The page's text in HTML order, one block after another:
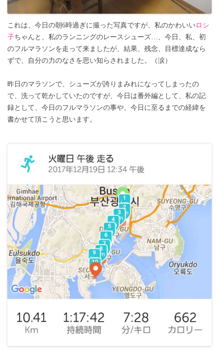
これは、今日の朝6時過ぎに撮った写真ですが、私のかわいいロシ
子ちゃんと、私のランニングのレースシューズ…、今日、私、初
のフルマラソンを走って来ましたが、結果、残念、目標達成なら
ずで、自分の力のなさを思い知らされました。（涙）
昨日のマラソンで、シューズが誇りまみれになってしまったの
で、洗って乾かしていたのですが、今日は番外編として、私の記
録として、今日のフルマラソンの事や、今日に至るまでの経緯を
書かせて頂こうと思います。